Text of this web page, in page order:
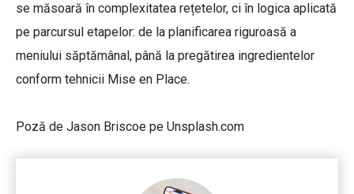
se măsoară în complexitatea rețetelor, ci în logica aplicată
pe parcursul etapelor: de la planificarea riguroasă a
meniului săptămânal, până la pregătirea ingredientelor
conform tehnicii Mise en Place.
Poză de Jason Briscoe pe Unsplash.com